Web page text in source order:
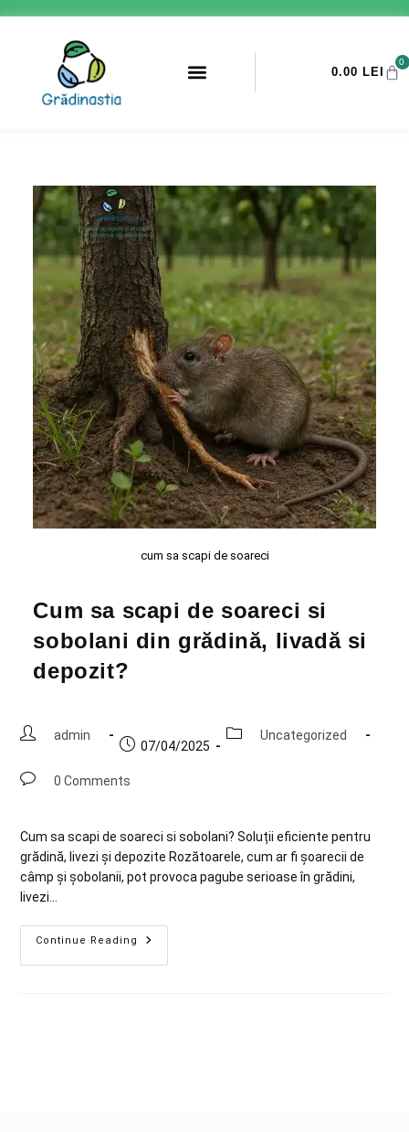
0.00 LEI
0
cum sa scapi de soareci
Cum sa scapi de soareci si
sobolani din grădină, livadă si
depozit?
admin
07/04/2025
Uncategorized
0 Comments
Cum sa scapi de soareci si sobolani? Soluții eficiente pentru
grădină, livezi și depozite Rozătoarele, cum ar fi șoarecii de
câmp și șobolanii, pot provoca pagube serioase în grădini,
livezi…
Continue Reading